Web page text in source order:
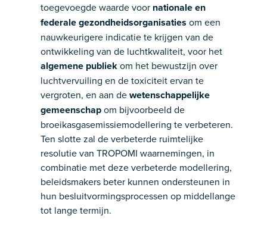
toegevoegde waarde voor nationale en
federale gezondheidsorganisaties om een
nauwkeurigere indicatie te krijgen van de
ontwikkeling van de luchtkwaliteit, voor het
algemene publiekom het bewustzijn over
luchtvervuiling en de toxiciteit ervan te
vergroten, en aan dewetenschappelijke
gemeenschapom bijvoorbeeld de
broeikasgasemissiemodellering te verbeteren.
Ten slotte zal de verbeterde ruimtelijke
resolutie van TROPOMI waarnemingen, in
combinatie met deze verbeterde modellering,
beleidsmakers beter kunnen ondersteunen in
hun besluitvormingsprocessen op middellange
tot lange termijn.